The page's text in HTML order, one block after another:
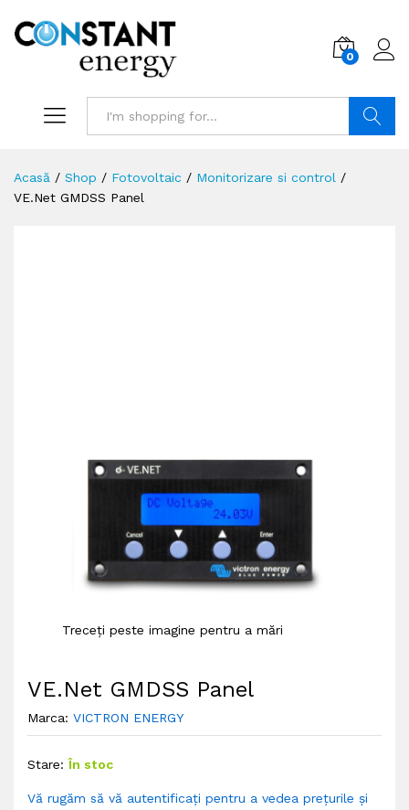
0
Acasă / Shop / Fotovoltaic / Monitorizare si control /
VE.Net GMDSS Panel
Treceți peste imagine pentru a mări
VE.Net GMDSS Panel
Marca: VICTRON ENERGY
Stare: În stoc
Vă rugăm să vă autentificați pentru a vedea prețurile și